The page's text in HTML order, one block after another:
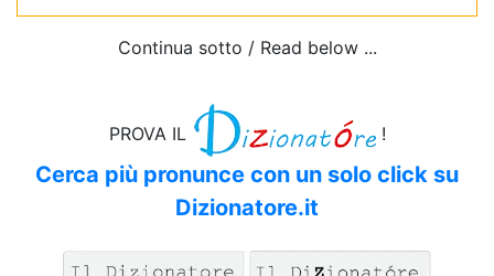
Continua sotto / Read below ...
PROVA IL !
Cerca più pronunce con un solo click su
Dizionatore.it